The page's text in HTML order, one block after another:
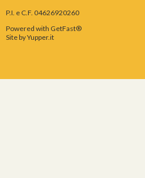
P.I. e C.F. 04626920260
Powered with GetFast®
Site byYupper.it